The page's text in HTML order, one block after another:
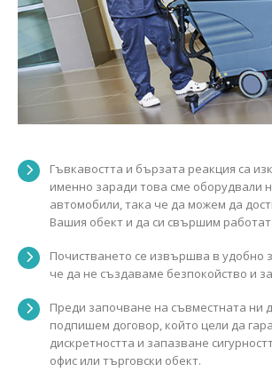
Гъвкавостта и бързата реакция са
именно заради това сме оборудвали
автомобили, така че да можем да
Вашия обект и да си свършим
Почистването се извършва в удобно
че да не създаваме безпокойство и
Преди започване на съвместната ни
подпишем договор, който цели да
дискретността и запазване
офис или търговски обект.